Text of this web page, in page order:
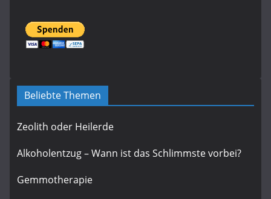
Beliebte Themen
Zeolith oder Heilerde
Alkoholentzug – Wann ist das Schlimmste vorbei?
Gemmotherapie